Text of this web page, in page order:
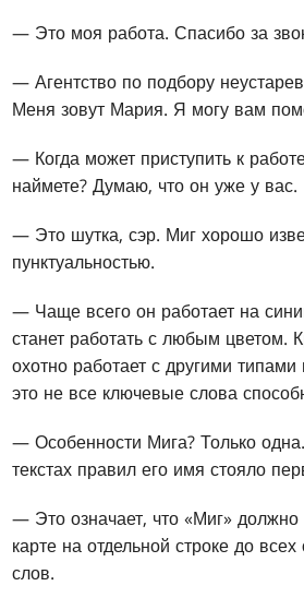
— Это моя работа. Спасибо за
— Агентство по подбору
Меня зовут Мария. Я могу вам
— Когда может приступить к
наймете? Думаю, что он уже у вас.
— Это шутка, сэр. Миг хорошо
пунктуальностью.
— Чаще всего он работает на
станет работать с любым цветом.
охотно работает с другими
это не все ключевые слова
— Особенности Мига? Только
текстах правил его имя стояло
— Это означает, что «Миг»
карте на отдельной строке до
слов.